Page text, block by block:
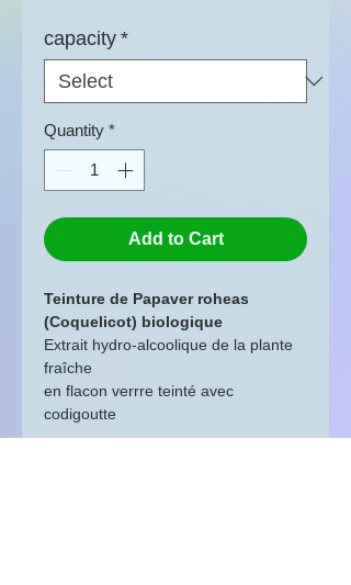
capacity *
Quantity *
Add to Cart
Teinture de Papaver roheas
(Coquelicot) biologique
Extrait hydro-alcoolique de la plante
fraîche
en flacon verrre teinté avec
codigoutte